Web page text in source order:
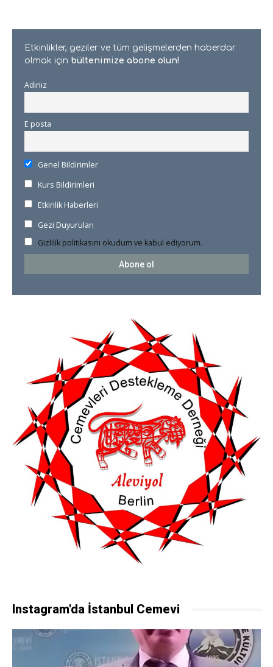
Etkinlikler, geziler ve tüm gelişmelerden haberdar
olmak için bültenimize abone olun!
Adınız
E posta
Genel Bildirimler
Kurs Bildirimleri
Etkinlik Haberleri
Gezi Duyuruları
Gizlilik politikasını okudum ve kabul ediyorum.
Instagram'da İstanbul Cemevi